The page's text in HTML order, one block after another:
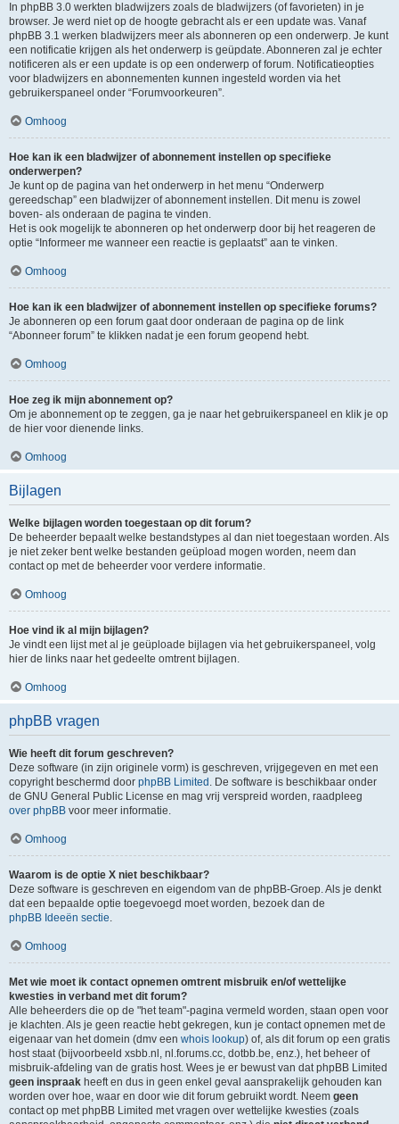
In phpBB 3.0 werkten bladwijzers zoals de bladwijzers (of favorieten) in je
browser. Je werd niet op de hoogte gebracht als er een update was. Vanaf
phpBB 3.1 werken bladwijzers meer als abonneren op een onderwerp. Je kunt
een notificatie krijgen als het onderwerp is geüpdate. Abonneren zal je echter
notificeren als er een update is op een onderwerp of forum. Notificatieopties
voor bladwijzers en abonnementen kunnen ingesteld worden via het
gebruikerspaneel onder “Forumvoorkeuren”.
Omhoog
Hoe kan ik een bladwijzer of abonnement instellen op specifieke
onderwerpen?
Je kunt op de pagina van het onderwerp in het menu “Onderwerp
gereedschap” een bladwijzer of abonnement instellen. Dit menu is zowel
boven- als onderaan de pagina te vinden.
Het is ook mogelijk te abonneren op het onderwerp door bij het reageren de
optie “Informeer me wanneer een reactie is geplaatst” aan te vinken.
Omhoog
Hoe kan ik een bladwijzer of abonnement instellen op specifieke forums?
Je abonneren op een forum gaat door onderaan de pagina op de link
“Abonneer forum” te klikken nadat je een forum geopend hebt.
Omhoog
Hoe zeg ik mijn abonnement op?
Om je abonnement op te zeggen, ga je naar het gebruikerspaneel en klik je op
de hier voor dienende links.
Omhoog
Bijlagen
Welke bijlagen worden toegestaan op dit forum?
De beheerder bepaalt welke bestandstypes al dan niet toegestaan worden. Als
je niet zeker bent welke bestanden geüpload mogen worden, neem dan
contact op met de beheerder voor verdere informatie.
Omhoog
Hoe vind ik al mijn bijlagen?
Je vindt een lijst met al je geüploade bijlagen via het gebruikerspaneel, volg
hier de links naar het gedeelte omtrent bijlagen.
Omhoog
phpBB vragen
Wie heeft dit forum geschreven?
Deze software (in zijn originele vorm) is geschreven, vrijgegeven en met een
copyright beschermd door phpBB Limited . De software is beschikbaar onder
de GNU General Public License en mag vrij verspreid worden, raadpleeg
over phpBB voor meer informatie.
Omhoog
Waarom is de optie X niet beschikbaar?
Deze software is geschreven en eigendom van de phpBB-Groep. Als je denkt
dat een bepaalde optie toegevoegd moet worden, bezoek dan de
phpBB Ideeën sectie.
Omhoog
Met wie moet ik contact opnemen omtrent misbruik en/of wettelijke
kwesties in verband met dit forum?
Alle beheerders die op de "het team"-pagina vermeld worden, staan open voor
je klachten. Als je geen reactie hebt gekregen, kun je contact opnemen met de
eigenaar van het domein (dmv een whois lookup) of, als dit forum op een gratis
host staat (bijvoorbeeld xsbb.nl, nl.forums.cc, dotbb.be, enz.), het beheer of
misbruik-afdeling van de gratis host. Wees je er bewust van dat phpBB Limited
geen inspraak heeft en dus in geen enkel geval aansprakelijk gehouden kan
worden over hoe, waar en door wie dit forum gebruikt wordt. Neem geen
contact op met phpBB Limited met vragen over wettelijke kwesties (zoals